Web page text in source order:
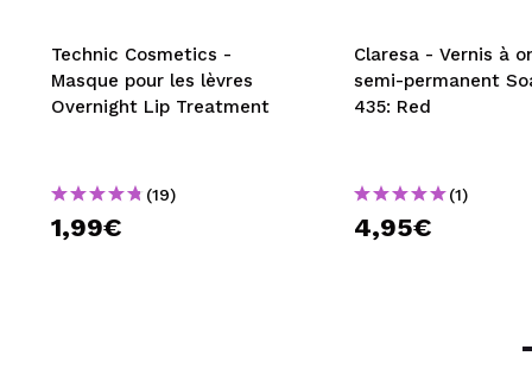
Technic Cosmetics -
Masque pour les lèvres
Overnight Lip Treatment
(19)
1,99€
Claresa - Vernis à
semi-permanent
435: Red
(1)
4,95€